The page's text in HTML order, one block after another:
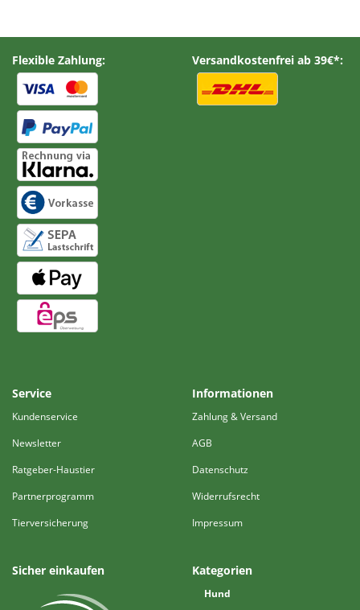
Flexible Zahlung: Versandkostenfrei ab 39€*:
Service
Kundenservice
Newsletter
Ratgeber-Haustier
Partnerprogramm
Tierversicherung
Informationen
Zahlung & Versand
AGB
Datenschutz
Widerrufsrecht
Impressum
Sicher einkaufen Kategorien
Hund